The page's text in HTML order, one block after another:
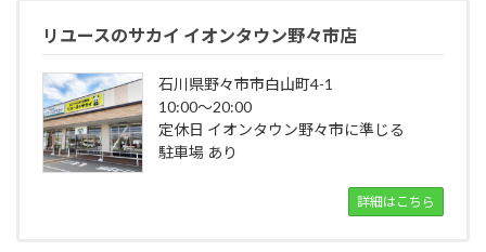
リユースのサカイ イオンタウン野々市店
石川県野々市市白山町4-1
10:00～20:00
定休日 イオンタウン野々市に準じる
駐車場 あり
詳細はこちら